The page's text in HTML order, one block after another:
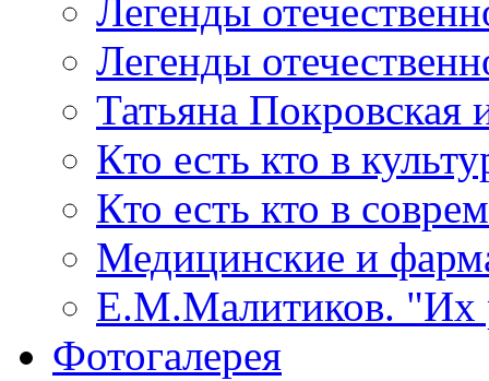
Легенды
Легенды
Татьяна Покровская
Кто есть кто в
Кто есть кто в
Медицинские и
Е.М.Малитиков. "Их
Фотогалерея